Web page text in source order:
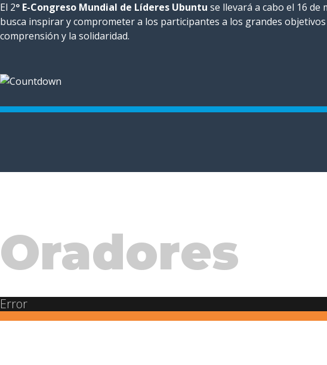
El 2º E-Congreso Mundial de Líderes Ubuntu se llevará a cabo el 16 de
busca inspirar y comprometer a los participantes a los grandes
comprensión y la solidaridad.
Oradores
Error